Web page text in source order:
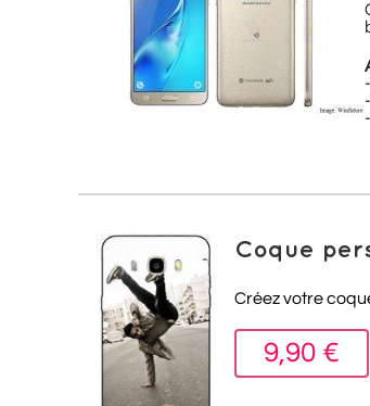
Coque
Créez votre
9,90 €